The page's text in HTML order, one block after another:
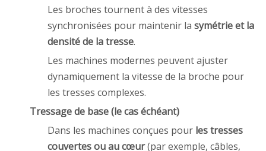
Les broches tournent à des vitesses
synchronisées pour maintenir la symétrie et la
densité de la tresse.
Les machines modernes peuvent ajuster
dynamiquement la vitesse de la broche pour
les tresses complexes.
Tressage de base (le cas échéant)
Dans les machines conçues pour les tresses
couvertes ou au cœur(par exemple, câbles,